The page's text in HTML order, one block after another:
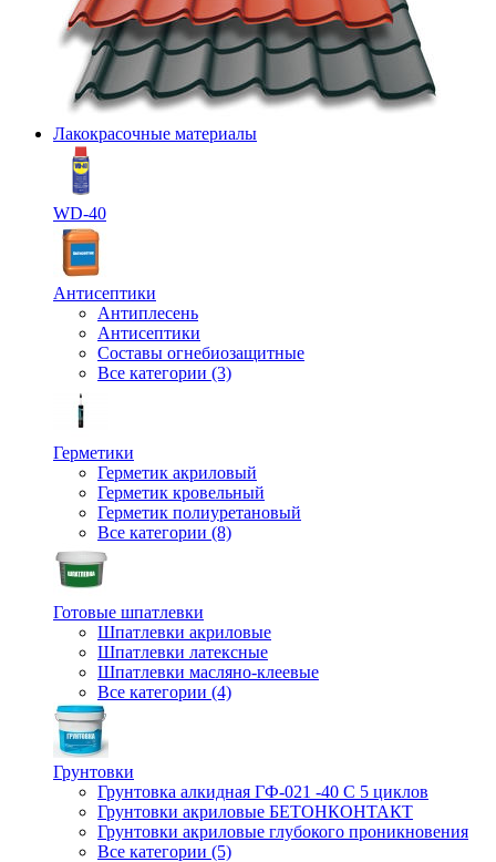
Лакокрасочные материалы
WD-40
Антисептики
Антиплесень
Антисептики
Составы огнебиозащитные
Все категории (3)
Герметики
Герметик акриловый
Герметик кровельный
Герметик полиуретановый
Все категории (8)
Готовые шпатлевки
Шпатлевки акриловые
Шпатлевки латексные
Шпатлевки масляно-клеевые
Все категории (4)
Грунтовки
Грунтовка алкидная ГФ-021 -40 С 5 циклов
Грунтовки акриловые БЕТОНКОНТАКТ
Грунтовки акриловые глубокого проникновения
Все категории (5)